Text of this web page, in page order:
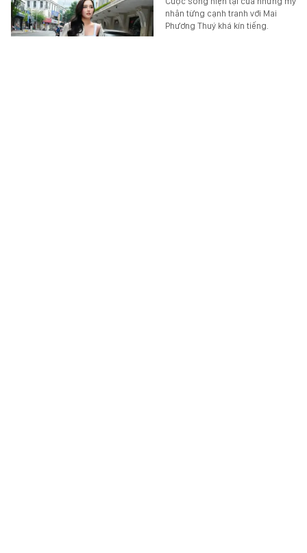
nhân từng cạnh tranh với Mai
Phương Thuý khá kín tiếng.